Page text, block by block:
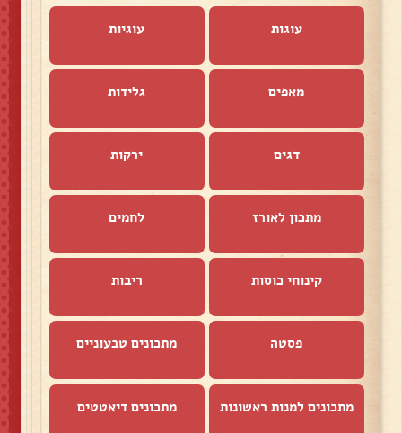
עוגות עוגיות
מאפים גלידות
דגים ירקות
מתכון לאורז לחמים
קינוחי כוסות ריבות
פסטה מתכונים טבעוניים
מתכונים למנות ראשונות מתכונים דיאטטים